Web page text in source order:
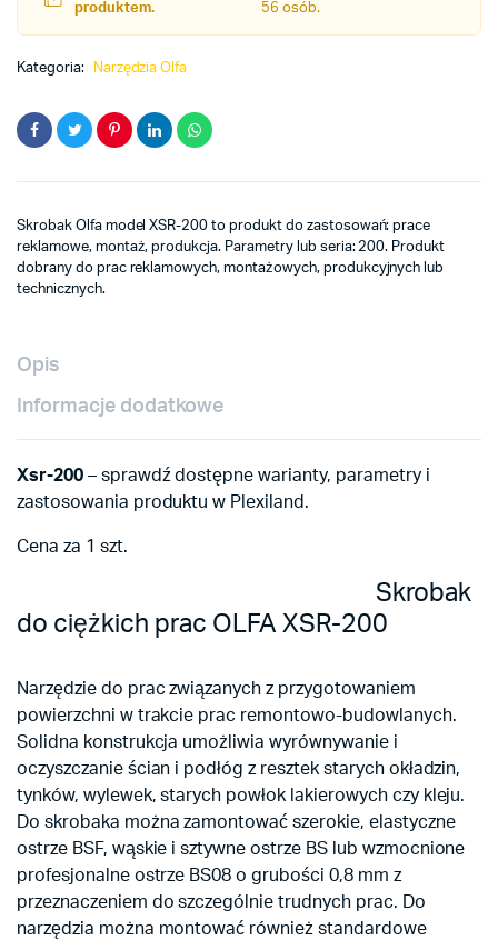
produktem.
56 osób.
Kategoria: Narzędzia Olfa
Skrobak Olfa model XSR-200 to produkt do zastosowań: prace
reklamowe, montaż, produkcja. Parametry lub seria: 200. Produkt
dobrany do prac reklamowych, montażowych, produkcyjnych lub
technicznych.
Opis
Informacje dodatkowe
Xsr-200– sprawdź dostępne warianty, parametry i
zastosowania produktu w Plexiland.
Cena za 1 szt.
Skrobak
do ciężkich prac OLFA XSR-200
Narzędzie do prac związanych z przygotowaniem
powierzchni w trakcie prac remontowo-budowlanych.
Solidna konstrukcja umożliwia wyrównywanie i
oczyszczanie ścian i podłóg z resztek starych okładzin,
tynków, wylewek, starych powłok lakierowych czy kleju.
Do skrobaka można zamontować szerokie, elastyczne
ostrze BSF, wąskie i sztywne ostrze BS lub wzmocnione
profesjonalne ostrze BS08 o grubości 0,8 mm z
przeznaczeniem do szczególnie trudnych prac. Do
narzędzia można montować również standardowe